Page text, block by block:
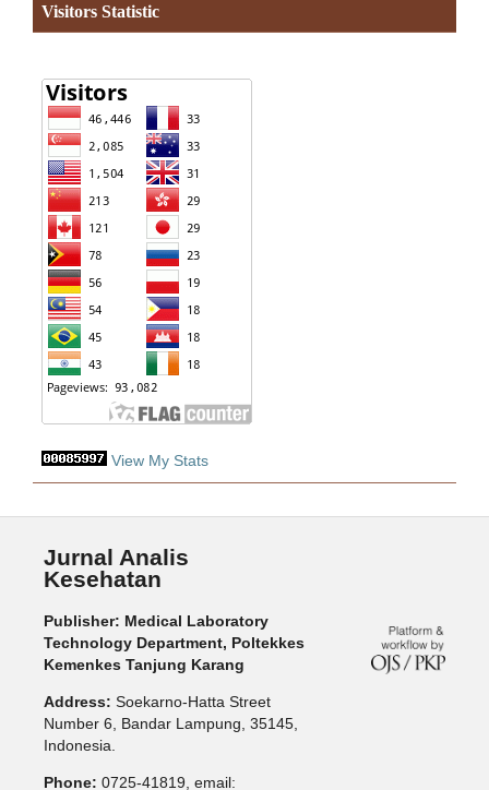
Visitors Statistic
View My Stats
Jurnal Analis
Kesehatan
Publisher: Medical Laboratory
Technology Department, Poltekkes
Kemenkes Tanjung Karang
Address: Soekarno-Hatta Street
Number 6, Bandar Lampung, 35145,
Indonesia.
Phone: 0725-41819, email: